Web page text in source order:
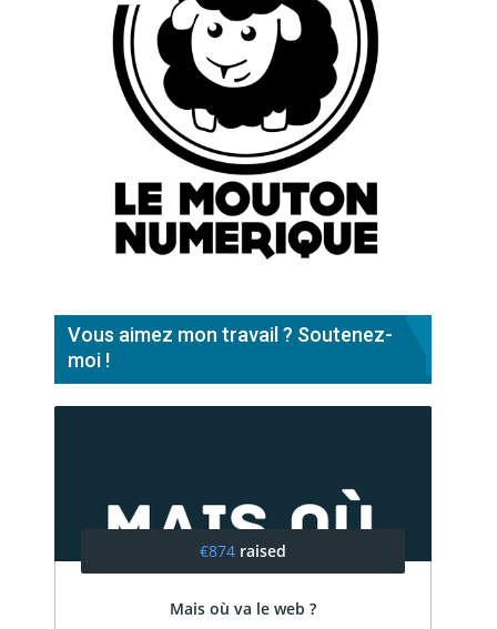
Vous aimez mon travail ? Soutenez-
moi !